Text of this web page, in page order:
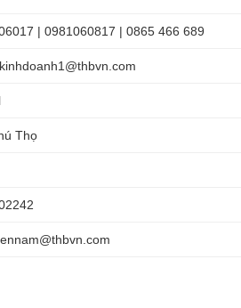
| 0981060817 | 0865 466 689
Thọ